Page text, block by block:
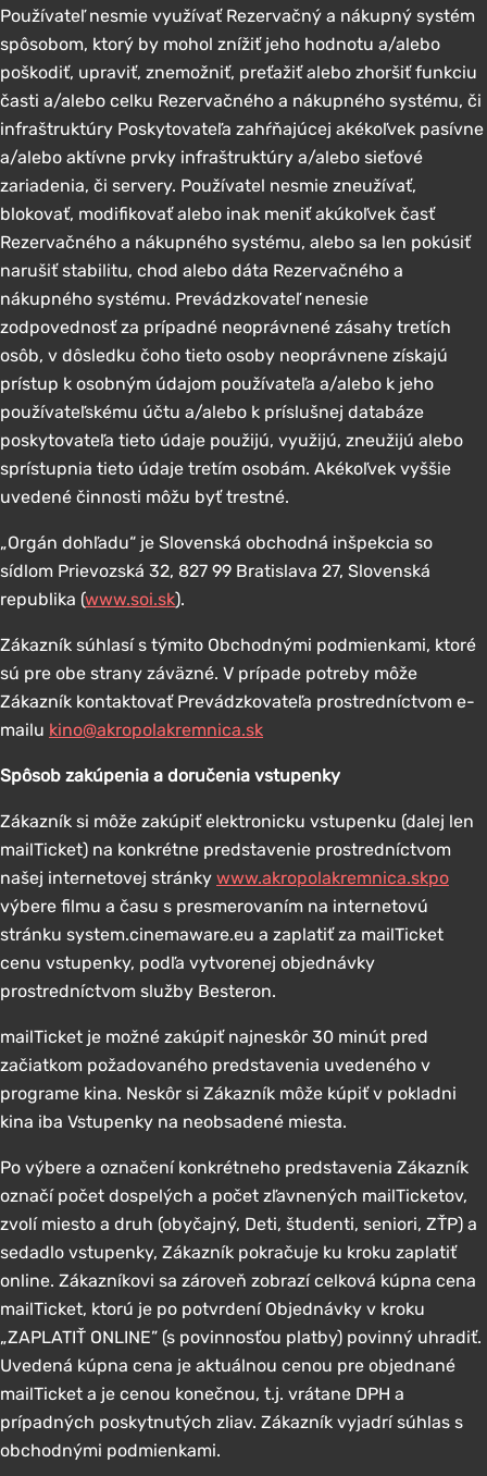
Používateľ nesmie využívať Rezervačný a nákupný systém
spôsobom, ktorý by mohol znížiť jeho hodnotu a/alebo
poškodiť, upraviť, znemožniť, preťažiť alebo zhoršiť funkciu
časti a/alebo celku Rezervačného a nákupného systému, či
infraštruktúry Poskytovateľa zahŕňajúcej akékoľvek pasívne
a/alebo aktívne prvky infraštruktúry a/alebo sieťové
zariadenia, či servery. Používatel nesmie zneužívať,
blokovať, modifikovať alebo inak meniť akúkoľvek časť
Rezervačného a nákupného systému, alebo sa len pokúsiť
narušiť stabilitu, chod alebo dáta Rezervačného a
nákupného systému. Prevádzkovateľ nenesie
zodpovednosť za prípadné neoprávnené zásahy tretích
osôb, v dôsledku čoho tieto osoby neoprávnene získajú
prístup k osobným údajom používateľa a/alebo k jeho
používateľskému účtu a/alebo k príslušnej databáze
poskytovateľa tieto údaje použijú, využijú, zneužijú alebo
sprístupnia tieto údaje tretím osobám. Akékoľvek vyššie
uvedené činnosti môžu byť trestné.
„Orgán dohľadu“ je Slovenská obchodná inšpekcia so
sídlom Prievozská 32, 827 99 Bratislava 27, Slovenská
republika (www.soi.sk).
Zákazník súhlasí s týmito Obchodnými podmienkami, ktoré
sú pre obe strany záväzné. V prípade potreby môže
Zákazník kontaktovať Prevádzkovateľa prostredníctvom e-
mailu kino@akropolakremnica.sk
Spôsob zakúpenia a doručenia vstupenky
Zákazník si môže zakúpiť elektronicku vstupenku (dalej len
mailTicket) na konkrétne predstavenie prostredníctvom
našej internetovej stránky www.akropolakremnica.skpo
výbere filmu a času s presmerovaním na internetovú
stránku system.cinemaware.eu a zaplatiť za mailTicket
cenu vstupenky, podľa vytvorenej objednávky
prostredníctvom služby Besteron.
mailTicket je možné zakúpiť najneskôr 30 minút pred
začiatkom požadovaného predstavenia uvedeného v
programe kina. Neskôr si Zákazník môže kúpiť v pokladni
kina iba Vstupenky na neobsadené miesta.
Po výbere a označení konkrétneho predstavenia Zákazník
označí počet dospelých a počet zľavnených mailTicketov,
zvolí miesto a druh (obyčajný, Deti, študenti, seniori, ZŤP) a
sedadlo vstupenky, Zákazník pokračuje ku kroku zaplatiť
online. Zákazníkovi sa zároveň zobrazí celková kúpna cena
mailTicket, ktorú je po potvrdení Objednávky v kroku
„ZAPLATIŤ ONLINE” (s povinnosťou platby) povinný uhradiť.
Uvedená kúpna cena je aktuálnou cenou pre objednané
mailTicket a je cenou konečnou, t.j. vrátane DPH a
prípadných poskytnutých zliav. Zákazník vyjadrí súhlas s
obchodnými podmienkami.